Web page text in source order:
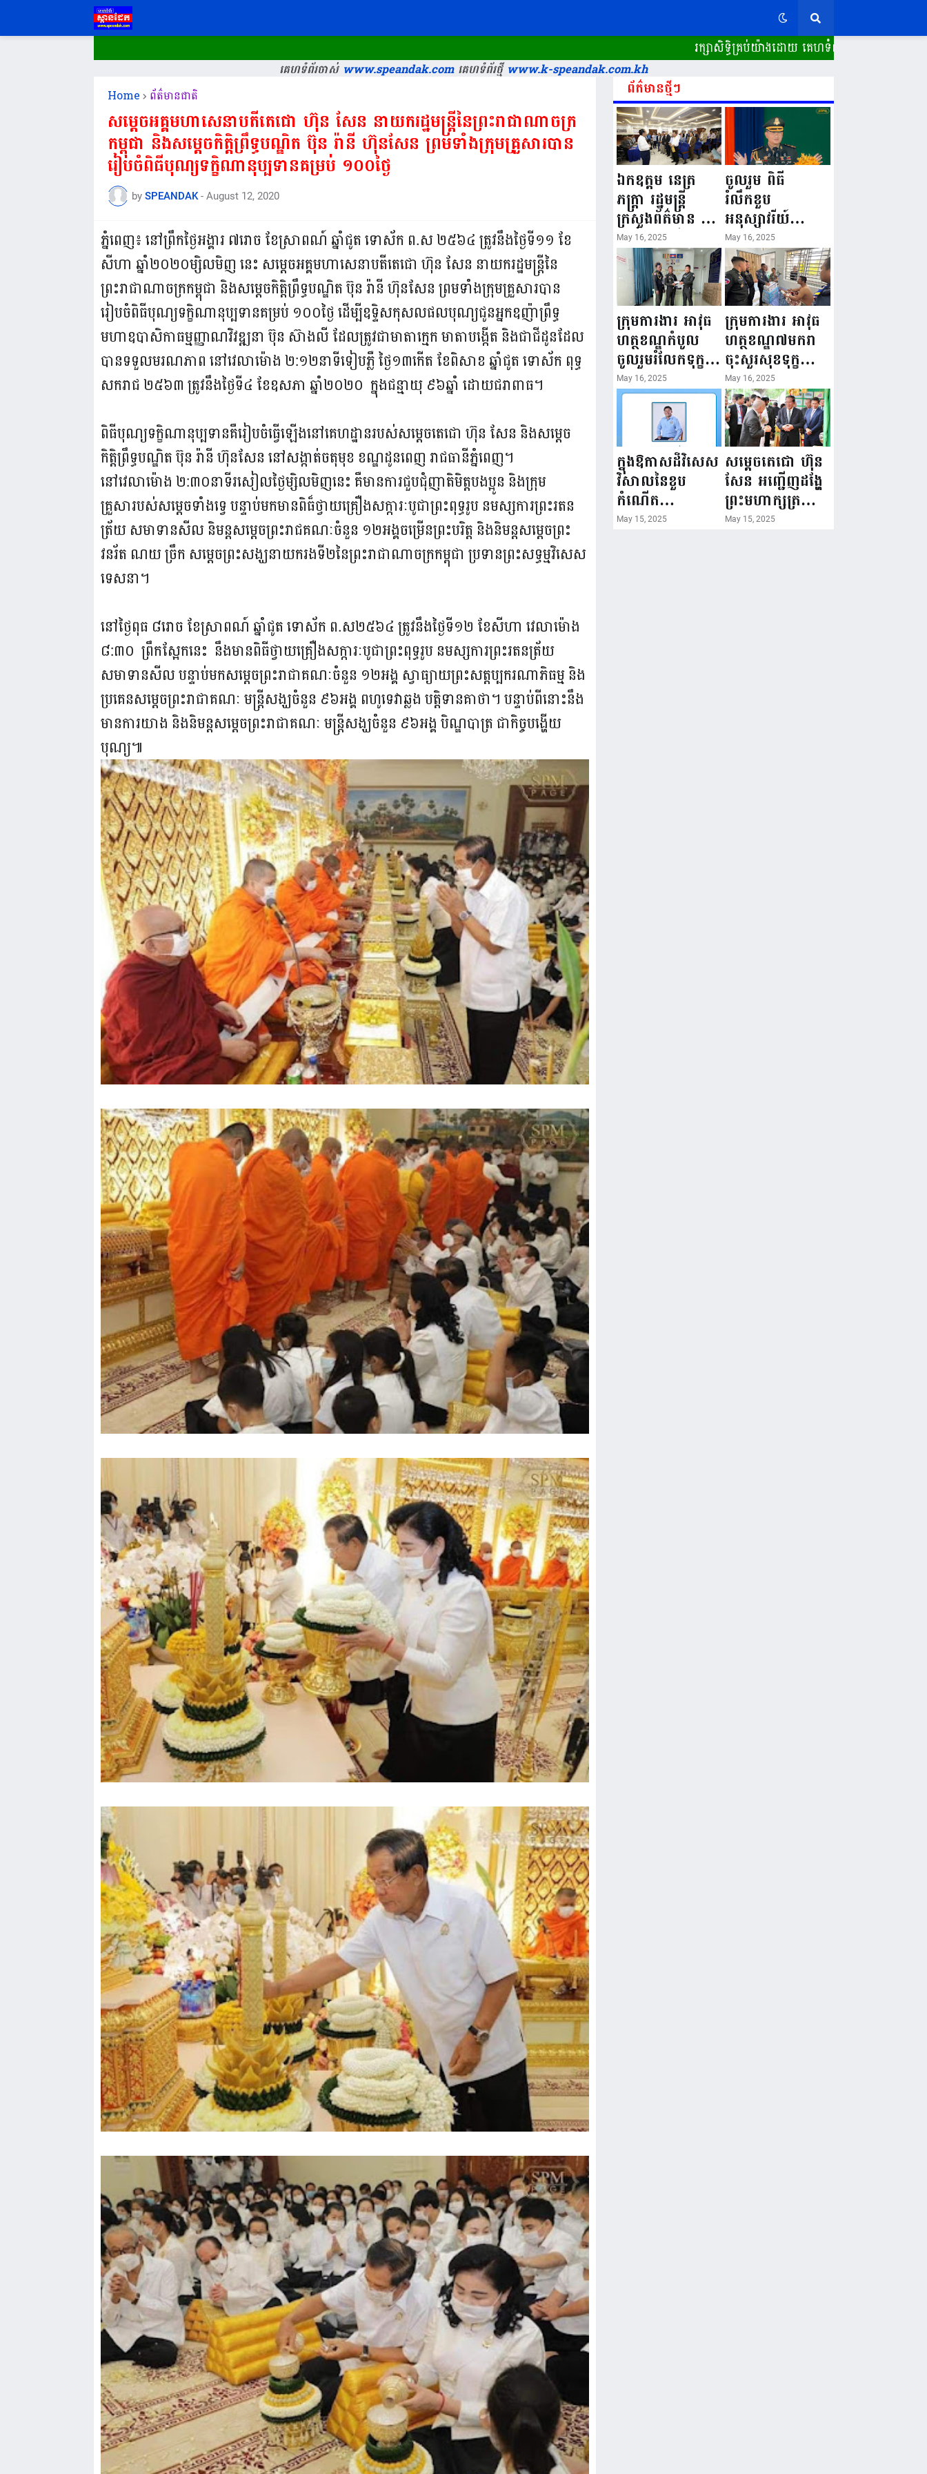
រក្សាសិទ្ធិគ្រប់យ៉ាងដោយ គេហទំព័រ ស្ពានដែក​
គេហទំព័រចាស់www.speandak.comគេហទំព័រថ្មីwww.k-speandak.com.kh
Home ព័ត៌មានជាតិ
សម្តេចអគ្គមហាសេនាបតីតេជោ ហ៊ុន សែន នាយករដ្ឋមន្ត្រីនៃព្រះរាជាណាចក្រ
កម្ពុជា និងសម្តេចកិត្តិព្រឹទ្ធបណ្ឌិត ប៊ុន រ៉ានី ហ៊ុនសែន ព្រមទាំងក្រុមគ្រួសារបាន
រៀបចំពិធីបុណ្យទក្ខិណានុប្បទានគម្រប់ ១០០ថ្ងៃ
by SPEANDAK - August 12, 2020
ភ្នំពេញ៖ នៅព្រឹកថ្ងៃអង្គារ ៧រោច ខែស្រាពណ៍ ឆ្នាំជូត ទោស័ក ព.ស ២៥៦៤ ត្រូវនឹងថ្ងៃទី១១ ខែ
សីហា ឆ្នាំ២០២០ម្សិលមិញ នេះ សម្តេចអគ្គមហាសេនាបតីតេជោ ហ៊ុន សែន នាយករដ្ឋមន្ត្រីនៃ​
ព្រះរាជាណាចក្រកម្ពុជា និងសម្តេចកិត្តិព្រឹទ្ធបណ្ឌិត ប៊ុន រ៉ានី ហ៊ុនសែន ព្រមទាំងក្រុម​គ្រួសារបាន
រៀបចំពិធីបុណ្យទក្ខិណានុប្បទានគម្រប់ ១០០ថ្ងៃ ដើម្បីឧទ្ទិសកុសលផលបុណ្យ​ជូនអ្នកឧញ៉ាព្រឹទ្ធ
មហាឧបាសិកាធម្មញ្ញាណវិវឌ្ឍនា ប៊ុន ស៊ាងលី ដែលត្រូវជាមាតាក្មេក មាតាបង្កើត និងជាជីដូនដែល
បានទទួលមរណភាព នៅវេលាម៉ោង ២:១២នាទីទៀបភ្លឺ ថ្ងៃ១៣កើត ខែពិសាខ ឆ្នាំជូត ទោស័ក ពុទ្ធ
សករាជ ២៥៦៣ ត្រូវនឹងថ្ងៃទី៤ ខែឧសភា ឆ្នាំ២០២០ ក្នុងជន្មាយុ ៩៦ឆ្នាំ ដោយជរាពាធ។
ពិធីបុណ្យទក្ខិណានុប្បទានគឺរៀបចំធ្វើឡើងនៅគេហដ្ឋានរបស់សម្តេចតេជោ ហ៊ុន សែន និងសម្តេច
កិត្តិព្រឹទ្ធបណ្ឌិត ប៊ុន រ៉ានី ហ៊ុនសែន នៅសង្កាត់ចតុមុខ ខណ្ឌដូនពេញ រាជធានីភ្នំពេញ។
នៅវេលាម៉ោង ២:៣០នាទីរសៀលថ្ងៃម្សិលមិញនេះ គឺមានការជួបជុំញាតិមិត្តបងប្អូន និងក្រុម
គ្រួសារបស់សម្តេចទាំងទ្វេ បន្ទាប់មកមានពិធ៏ថ្វាយគ្រឿងសក្ការៈបូជាព្រះពុទ្ធរូប នមស្សការព្រះរតន
ត្រ័យ សមាទានសីល និមន្តសម្តេចព្រះរាជគណៈចំនួន ១២អង្គចម្រើនព្រះបរិត្ត និងនិមន្តសម្តេចព្រះ
វនរ័ត ណយ ច្រឹក សម្តេចព្រះសង្ឃនាយករងទី២នៃព្រះរាជាណាចក្រកម្ពុជា ប្រទានព្រះសទ្ធម្មវិសេស
ទេសនា។
នៅថ្ងៃពុធ ៨រោច ខែស្រាពណ៍ ឆ្នាំជូត ទោស័ក ព.ស២៥៦៤ ត្រូវនឹងថ្ងៃទី១២ ខែសីហា វេលាម៉ោង
៨:៣០ ព្រឹកស្អែកនេះ នឹងមានពិធីថ្វាយគ្រឿងសក្ការៈបូជាព្រះពុទ្ធរូប នមស្សការព្រះរតនត្រ័យ
សមាទានសីល បន្ទាប់មកសម្តេចព្រះរាជាគណៈចំនួន ១២អង្គ ស្វាធ្យាយព្រះសត្តប្បករណាភិធម្ម និង
ប្រគេនសម្តេចព្រះរាជាគណៈ មន្ត្រីសង្ឃចំនួន ៩៦អង្គ ពហូទេវាឆ្លង បត្តិទានគាថា។ បន្ទាប់ពីនោះនឹង
មានការយាង និងនិមន្តសម្តេចព្រះរាជាគណៈ មន្ត្រីសង្ឃចំនួន ៩៦អង្គ បិណ្ឌបាត្រ ជាកិច្ចបង្ហើយ
បុណ្យ៕
ព័ត៌មានថ្មីៗ
ឯកឧត្តម នេត្រ
ភក្ត្រា រដ្ឋមន្ត្រី
ក្រសួងព័ត៌មាន នៅ
រសៀលថ្ងៃទី១៦ ខែ
ឧសភា
ឆ្នាំ២០២៥នេះ
បានអញ្ជើញចុះធ្វើ
ជំរឿនថ្នាក់ដឹកនាំ
មន្ត្រីរាជការស៉ីវិល
នៃក្រសួងព័ត៌មាន...
May 16, 2025
ចូលរួម ពិធី
រំលឹកខួប
អនុស្សាវរីយ៍
លើកទី៨០ ថ្ងៃ
កំណើតនគរបាល
ជាតិកម្ពុជា “១៦
ឧសភា ១៩៤៥ ~
១៦ ឧសភា
២០២៥”...
May 16, 2025
ក្រុមការងារ អាវុធ
ហត្ថខណ្ឌកំបូល
ចូលរួមរំលែកទុក្ខ
ដល់គ្រួសារ
សមាជិក ដែល
ឪពុកក្មេករបស់
លោកទទួលមរណៈ
ភាព!
May 16, 2025
ក្រុមការងារ អាវុធ
ហត្ថខណ្ឌ៧មករា
ចុះសួរសុខទុក្ខ
សមាជិក ដែលជួប
គ្រោះថ្នាក់
ចរាចរណ៍ កំពុង
សម្រាកព្យាបាល
នៅមន្ទីរពេទ្យ!
May 16, 2025
ក្នុងឱកាសដ៏វិសេស
វិសាលនៃខួប
កំណើត
គម្រប់ខួប៤៤
May 15, 2025
សម្តេចតេជោ ហ៊ុន
សែន អញ្ជើញដង្ហែ
ព្រះមហាក្សត្រ
យាងទតការតាំង
May 15, 2025